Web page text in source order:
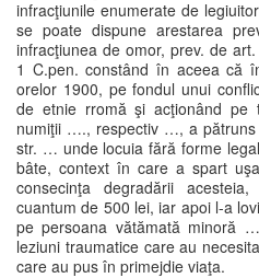
infracţiunile enumerate de
se poate dispune arestarea
infracţiunea de omor, prev. de
1 C.pen. constând în aceea că
orelor 1900, pe fondul unui
de etnie rromă şi acţionând pe
numiţii …., respectiv …, a
str. … unde locuia fără forme
bâte, context în care a spart
consecinţa degradării
cuantum de 500 lei, iar apoi l-a
pe persoana vătămată minoră
leziuni traumatice care au
care au pus în primejdie viaţa.